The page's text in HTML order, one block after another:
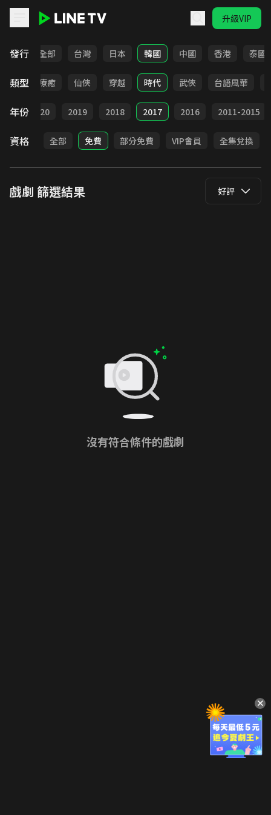
升級VIP
發行 全部 台灣 日本 韓國 中國 香港 泰國
類型
驚悚 療癒 仙俠 穿越 時代 武俠 台語風華
年份 2020 2019 2018 2017 2016 2011-2015
資格 全部 免費 部分免費 VIP會員 全集兌換
戲劇 篩選結果 好評
沒有符合條件的戲劇